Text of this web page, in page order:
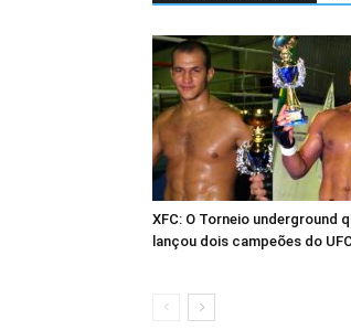
XFC: O Torneio underground
lançou dois campeões do